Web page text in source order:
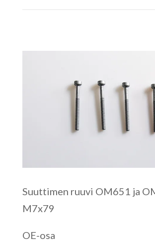
Suuttimen ruuvi OM651 ja
M7x79
OE-osa